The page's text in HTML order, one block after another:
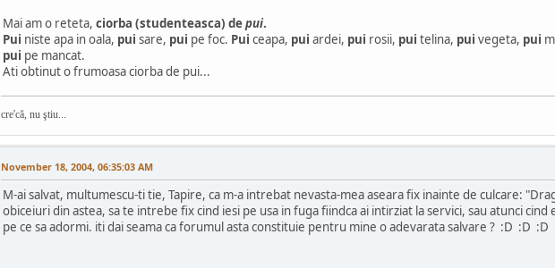
Mai am o reteta, ciorba (studenteasca) depui.
Pui niste apa in oala, pui sare, pui pe foc. Pui ceapa, pui ardei, pui rosii, pui telina, pui vegeta, pui
pui pe mancat.
Ati obtinut o frumoasa ciorba de pui...
cre'că, nu ştiu...
November 18, 2004, 06:35:03 AM
M-ai salvat, multumescu-ti tie, Tapire, ca m-a intrebat nevasta-mea aseara fix inainte de culcare:
obiceiuri din astea, sa te intrebe fix cind iesi pe usa in fuga fiindca ai intirziat la servici, sau atunci
pe ce sa adormi. iti dai seama ca forumul asta constituie pentru mine o adevarata salvare ? :D :D :D